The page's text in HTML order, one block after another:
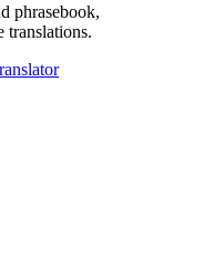
phrasebook,
translations.